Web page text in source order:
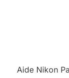
Aide Nikon